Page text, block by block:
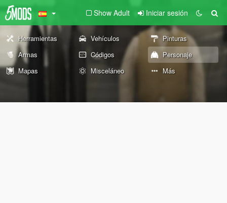
Show Adult Iniciar sesión
Herramientas Vehículos
Pinturas
Armas
Códigos
Personaje
Mapas
Misceláneo Más